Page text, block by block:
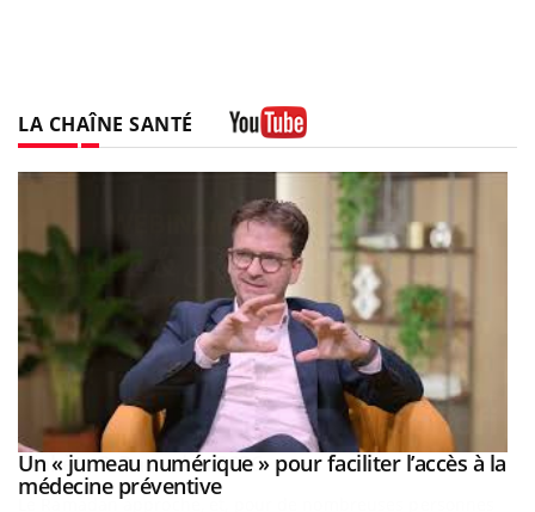
LA CHAÎNE SANTÉ
Youtube
Un « jumeau numérique » pour faciliter l’accès à la
médecine préventiveYoutube